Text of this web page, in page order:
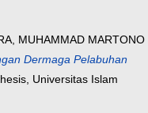
MUHAMMAD MARTONO
Dermaga Pelabuhan
Universitas Islam